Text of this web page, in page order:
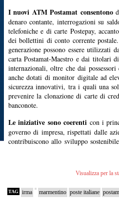
I nuovi ATM Postamat consentono
denaro contante, interrogazioni su
telefoniche e di carte Postepay,
dei bollettini di conto corrente
generazione possono essere utilizzati
carta Postamat-Maestro e dai titolari
internazionali, oltre che dai
anche dotati di monitor digitale ad
sicurezza innovativi, tra i quali una
prevenire la clonazione di carte di
banconote.
Le iniziative sono coerenti con i
governo di impresa, rispettati dalle
contribuiscono allo sviluppo
Visualizza per la
TAG irma marmentino poste italiane